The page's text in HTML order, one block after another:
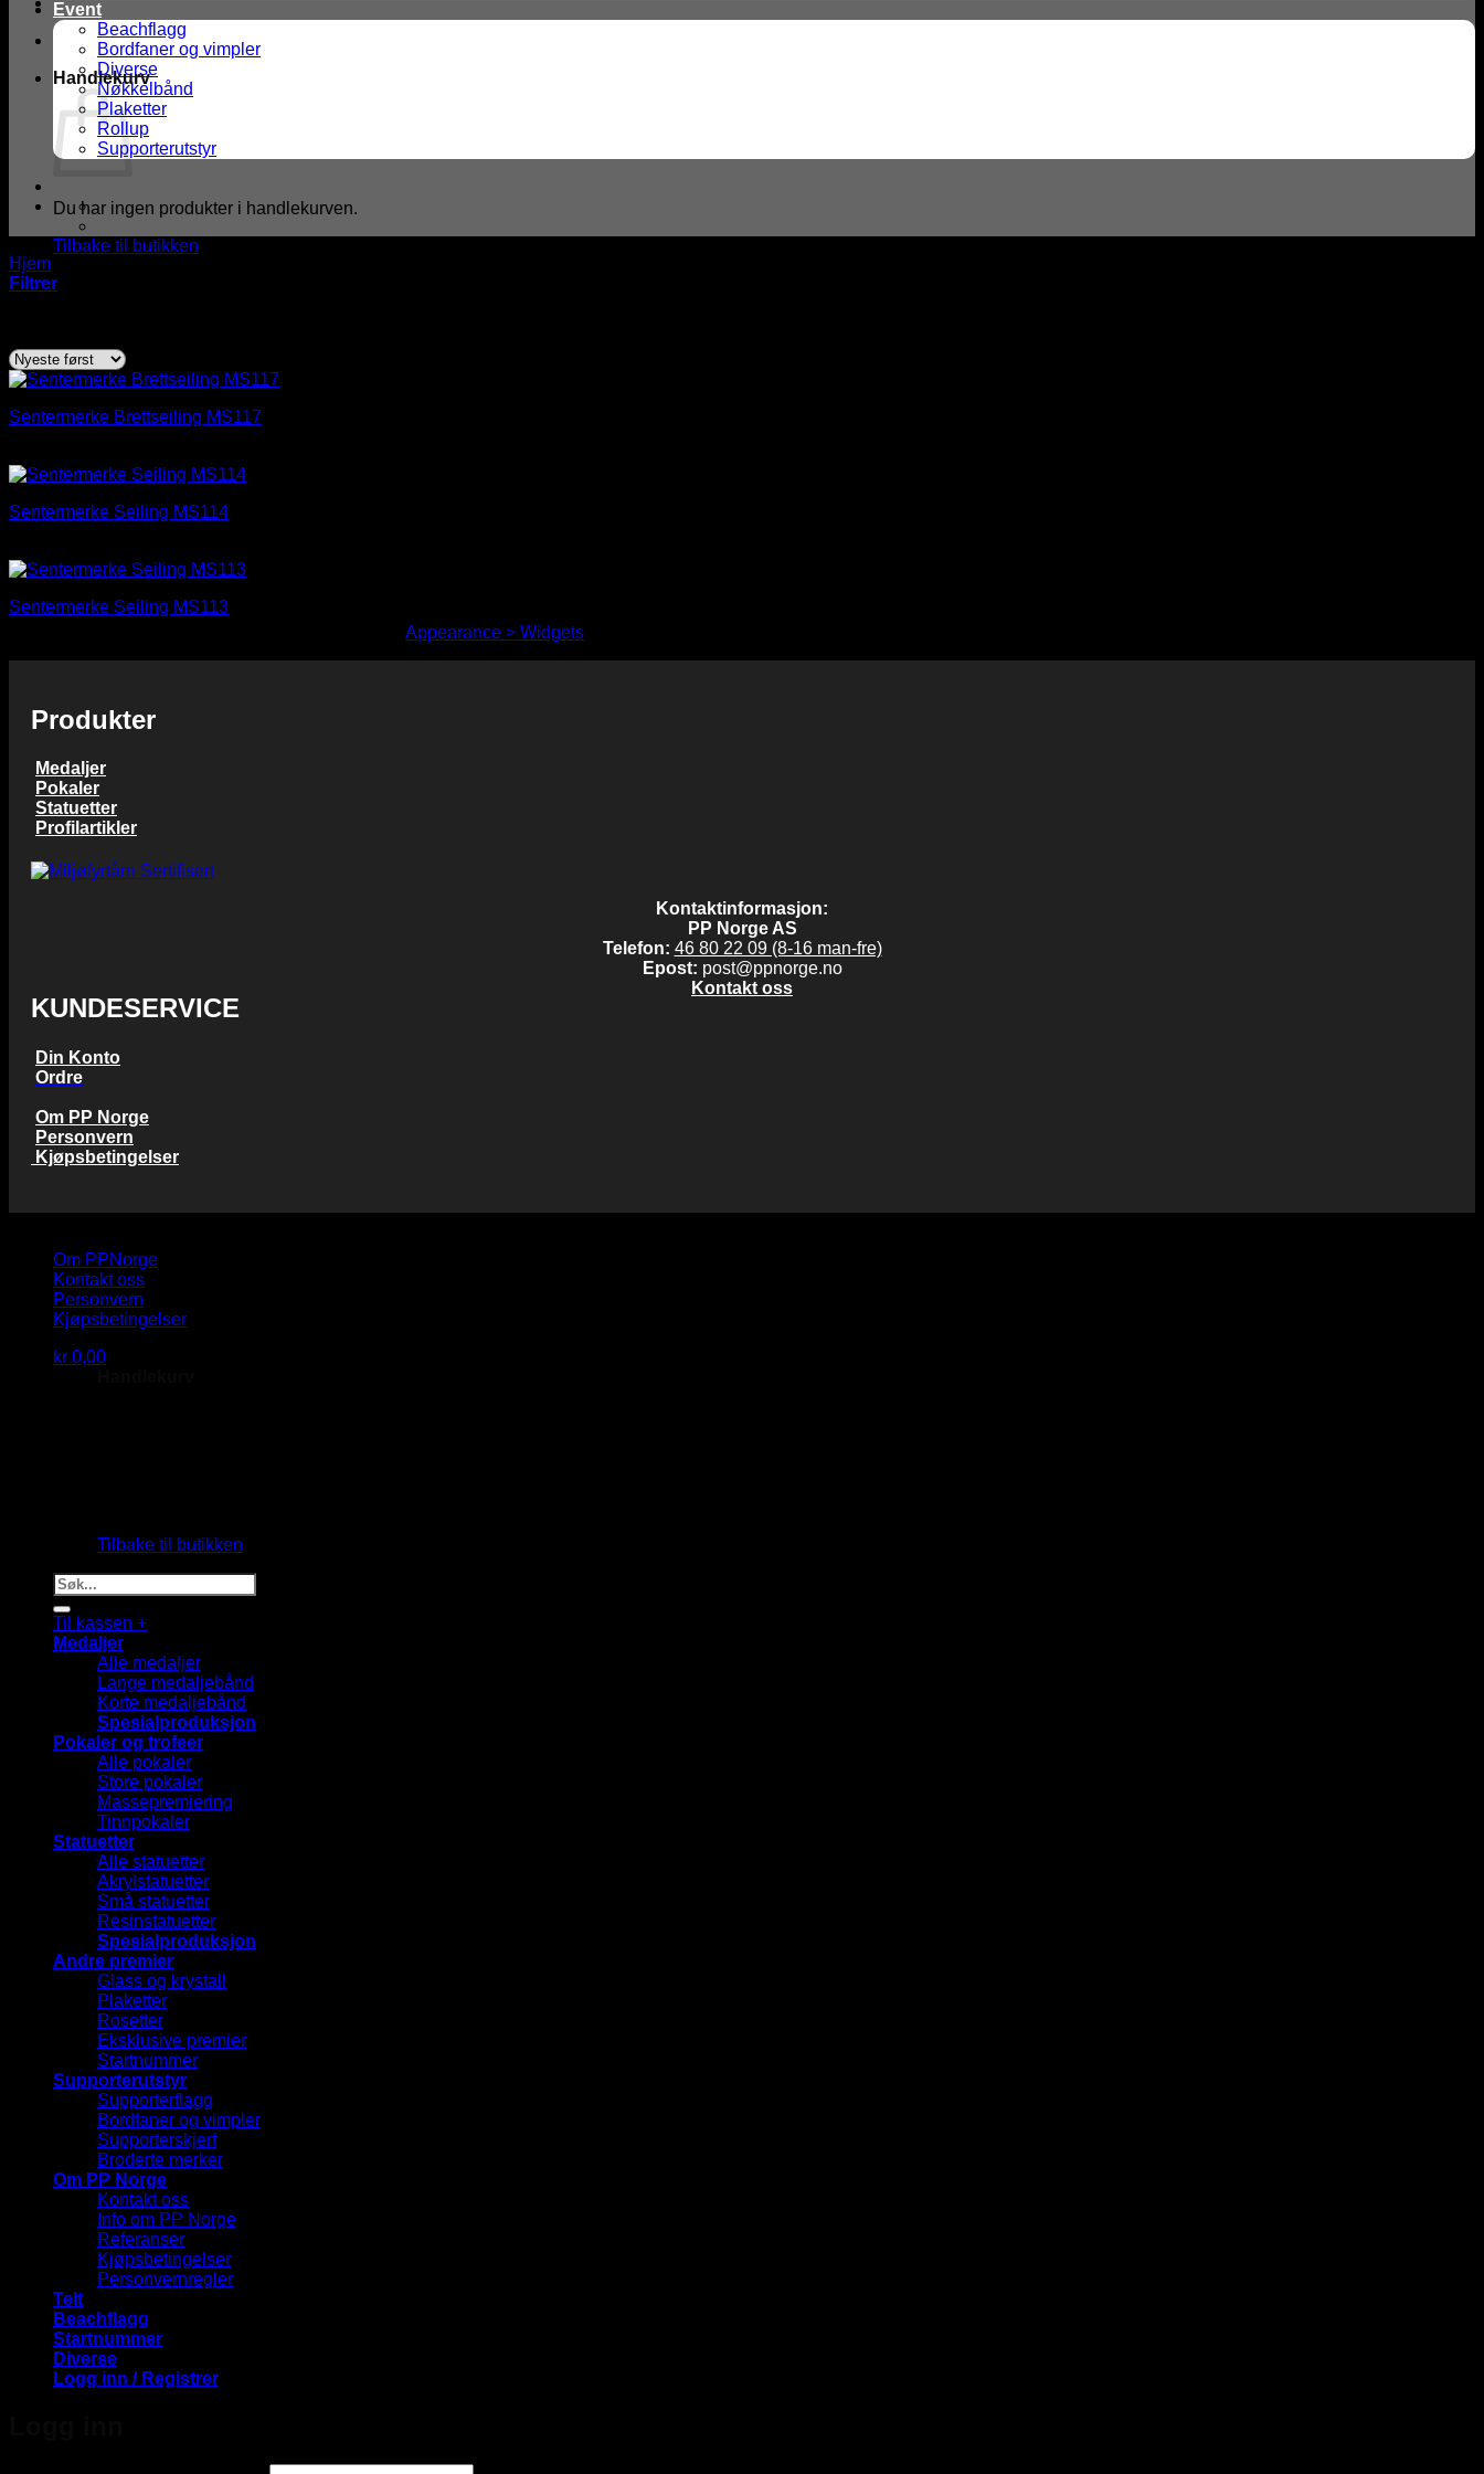
Handlekurv
Du har ingen produkter i handlekurven.
Tilbake til butikken
Event
Beachflagg
Bordfaner og vimpler
Diverse
Nøkkelbånd
Plaketter
Rollup
Supporterutstyr
Hjem
Filtrer
Sentermerke Brettseiling MS117
Sentermerke Seiling MS114
Sentermerke Seiling MS113
Appearance > Widgets
Produkter
Medaljer
Pokaler
Statuetter
Profilartikler
Kontaktinformasjon:
PP Norge AS
Telefon: 46 80 22 09 (8-16 man-fre)
Epost: post@ppnorge.no
Kontakt oss
KUNDESERVICE
Din Konto
Ordre
Om PP Norge
Personvern
Kjøpsbetingelser
Om PPNorge
Kontakt oss
Personvern
Kjøpsbetingelser
kr 0,00
Tilbake til butikken
Søk
etter:
Til kassen +
Medaljer
Alle medaljer
Lange medaljebånd
Korte medaljebånd
Spesialproduksjon
Pokaler og trofeer
Alle pokaler
Store pokaler
Massepremiering
Tinnpokaler
Statuetter
Alle statuetter
Akrylstatuetter
Små statuetter
Resinstatuetter
Spesialproduksjon
Andre premier
Glass og krystall
Plaketter
Rosetter
Eksklusive premier
Startnummer
Supporterutstyr
Supporterflagg
Bordfaner og vimpler
Supporterskjerf
Broderte merker
Om PP Norge
Kontakt oss
Info om PP Norge
Referanser
Kjøpsbetingelser
Personvernregler
Telt
Beachflagg
Startnummer
Diverse
Logg inn / Registrer